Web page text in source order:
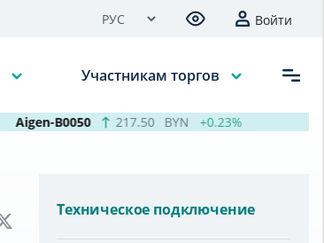
Войти
Участникам торгов
Aigen-B0050 217.50 BYN +0.23%
Техническое подключение